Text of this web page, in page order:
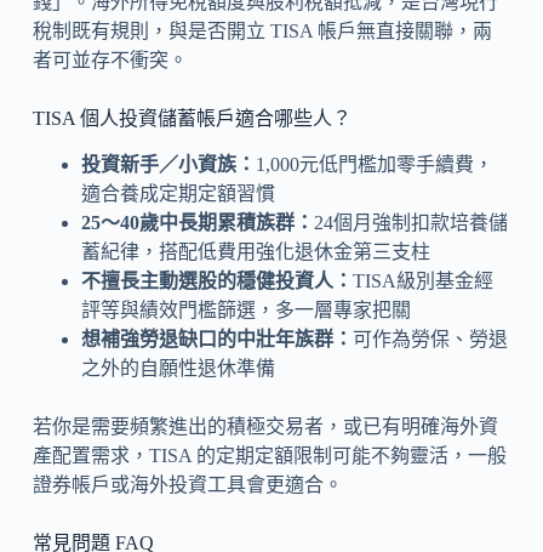
稅制既有規則，與是否開立 TISA 帳戶無直接關聯，兩
者可並存不衝突。
TISA 個人投資儲蓄帳戶適合哪些人？
投資新手／小資族： 1,000元低門檻加零手續費，
適合養成定期定額習慣
25～40歲中長期累積族群： 24個月強制扣款培養儲
蓄紀律，搭配低費用強化退休金第三支柱
不擅長主動選股的穩健投資人： TISA級別基金經
評等與績效門檻篩選，多一層專家把關
想補強勞退缺口的中壯年族群： 可作為勞保、勞退
之外的自願性退休準備
若你是需要頻繁進出的積極交易者，或已有明確海外資
產配置需求，TISA 的定期定額限制可能不夠靈活，一般
證券帳戶或海外投資工具會更適合。
常見問題 FAQ